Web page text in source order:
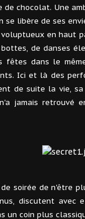
chocolat. Une
se libère de ses
en haut
de danses
fêtes dans le
Ici et là des
de suite la vie,
jamais retrouvé
soirée de n'être
discutent avec
un coin plus